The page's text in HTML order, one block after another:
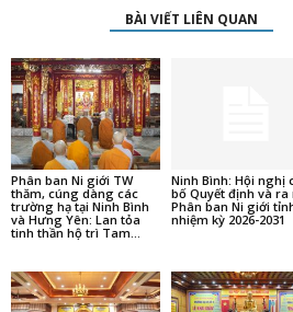
BÀI VIẾT LIÊN QUAN
Phân ban Ni giới TW
thăm, cúng dàng các
trường hạ tại Ninh Bình
và Hưng Yên: Lan tỏa
tinh thần hộ trì Tam...
Ninh Bình: Hội nghị
bố Quyết định và ra
Phân ban Ni giới
nhiệm kỳ 2026-2031